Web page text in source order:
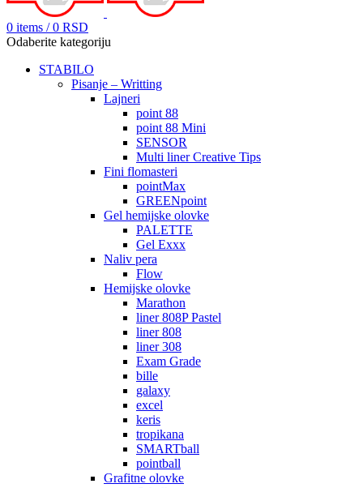
0 items / 0 RSD
Odaberite kategoriju
STABILO
Pisanje – Writting
Lajneri
point 88
point 88 Mini
SENSOR
Multi liner Creative Tips
Fini flomasteri
pointMax
GREENpoint
Gel hemijske olovke
PALETTE
Gel Exxx
Naliv pera
Flow
Hemijske olovke
Marathon
liner 808P Pastel
liner 808
liner 308
Exam Grade
bille
galaxy
excel
keris
tropikana
SMARTball
pointball
Grafitne olovke